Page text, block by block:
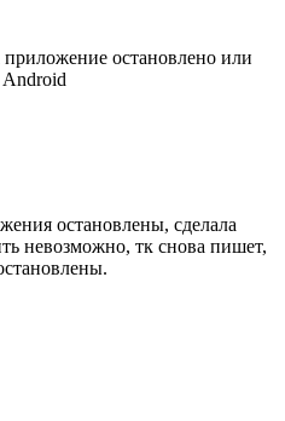
остановлено или
остановлены, сделала
невозможно, тк снова пишет,